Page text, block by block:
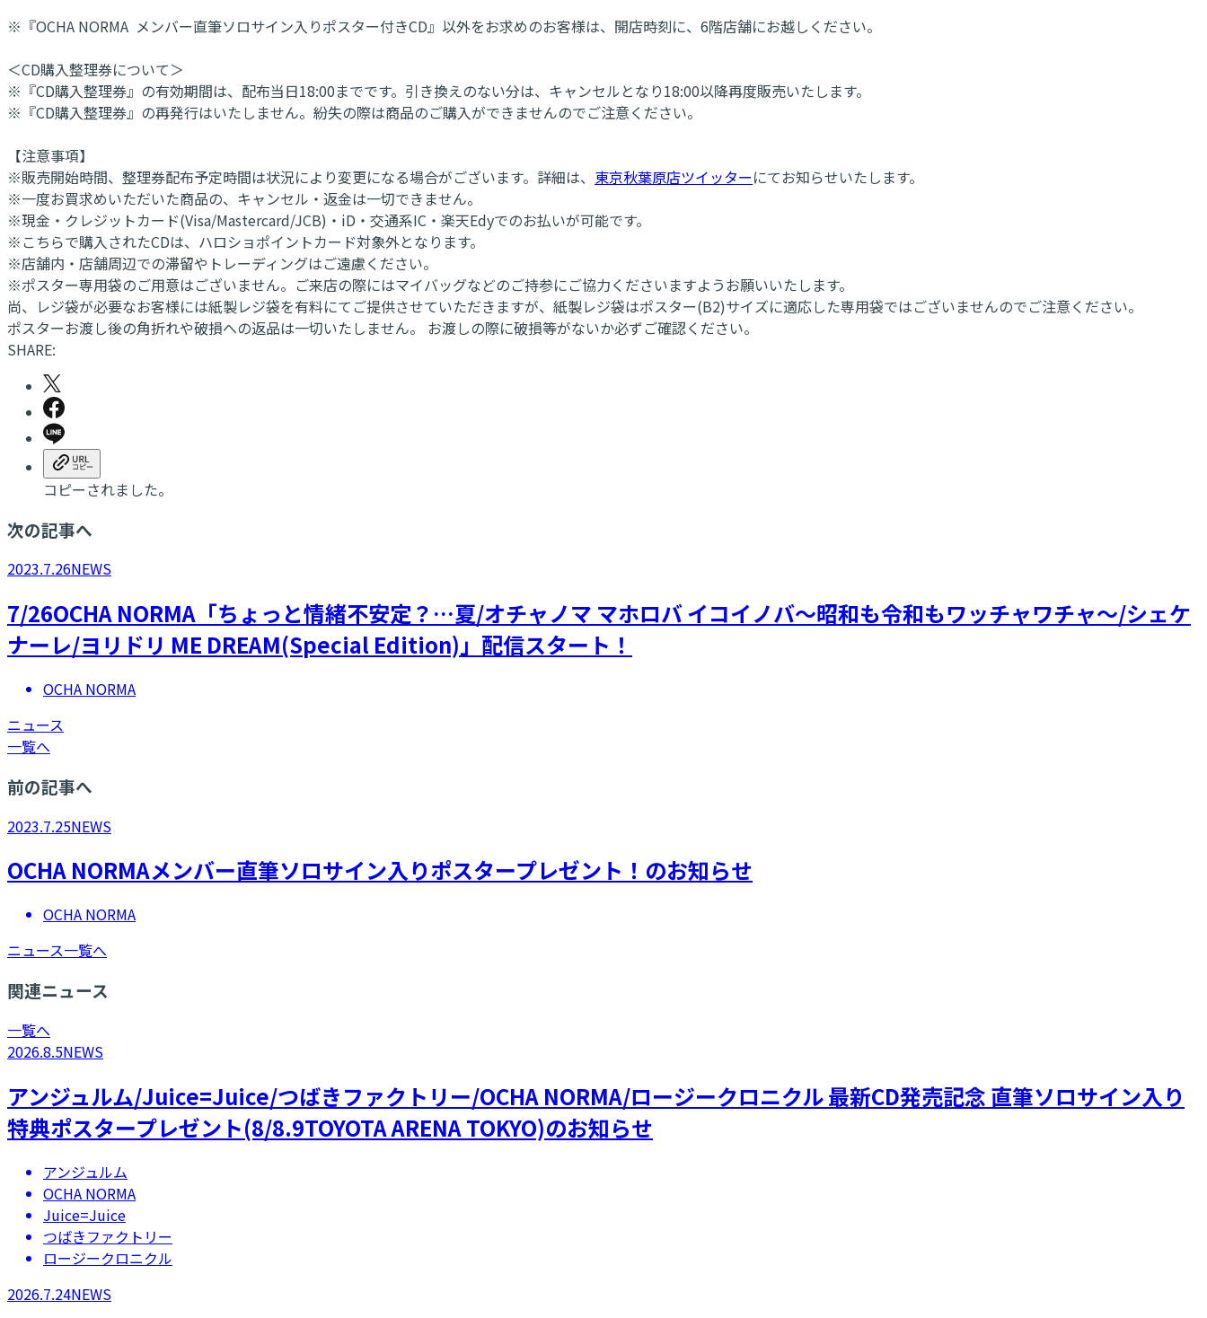
※『OCHA NORMA メンバー直筆ソロサイン入りポスター付きCD』以外をお求めのお客様は、開店時刻に、6階店舗にお越しください。
＜CD購入整理券について＞
※『CD購入整理券』の有効期間は、配布当日18:00までです。引き換えのない分は、キャンセルとなり18:00以降再度販売いたします。
※『CD購入整理券』の再発行はいたしません。紛失の際は商品のご購入ができませんのでご注意ください。
【注意事項】
※販売開始時間、整理券配布予定時間は状況により変更になる場合がございます。詳細は、 東京秋葉原店ツイッターにてお知らせいたします。
※一度お買求めいただいた商品の、キャンセル・返金は一切できません。
※現金・クレジットカード(Visa/Mastercard/JCB)・iD・交通系IC・楽天Edyでのお払いが可能です。
※こちらで購入されたCDは、ハロショポイントカード対象外となります。
※店舗内・店舗周辺での滞留やトレーディングはご遠慮ください。
※ポスター専用袋のご用意はございません。ご来店の際にはマイバッグなどのご持参にご協力くださいますようお願いいたします。
尚、レジ袋が必要なお客様には紙製レジ袋を有料にてご提供させていただきますが、紙製レジ袋はポスター(B2)サイズに適応した専用袋ではございませんのでご注意ください。
ポスターお渡し後の角折れや破損への返品は一切いたしません。 お渡しの際に破損等がないか必ずご確認ください。
SHARE:
コピーされました。
次の記事へ
2023.7.26NEWS
7/26OCHA NORMA「ちょっと情緒不安定？…夏/オチャノマ マホロバ イコイノバ～昭和も令和もワッチャワチャ～/シェケ
ナーレ/ヨリドリ ME DREAM(Special Edition)」配信スタート！
OCHA NORMA
ニュース
一覧へ
前の記事へ
2023.7.25NEWS
OCHA NORMAメンバー直筆ソロサイン入りポスタープレゼント！のお知らせ
OCHA NORMA
ニュース一覧へ
関連ニュース
一覧へ
2026.8.5NEWS
アンジュルム/Juice=Juice/つばきファクトリー/OCHA NORMA/ロージークロニクル 最新CD発売記念 直筆ソロサイン入り
特典ポスタープレゼント(8/8.9TOYOTA ARENA TOKYO)のお知らせ
アンジュルム
OCHA NORMA
Juice=Juice
つばきファクトリー
ロージークロニクル
2026.7.24NEWS